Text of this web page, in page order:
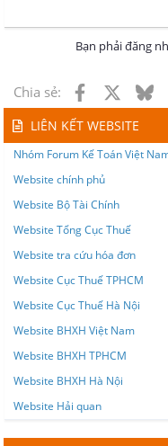
Bạn phải đăng
Chia sẻ: Facebook
LIÊN KẾT WEBSITE
Nhóm Forum Kế Toán Việt
Website chính phủ
Website Bộ Tài Chính
Website Tổng Cục Thuế
Website tra cứu hóa đơn
Website Cục Thuế TPHCM
Website Cục Thuế Hà Nội
Website BHXH Việt Nam
Website BHXH TPHCM
Website BHXH Hà Nội
Website Hải quan